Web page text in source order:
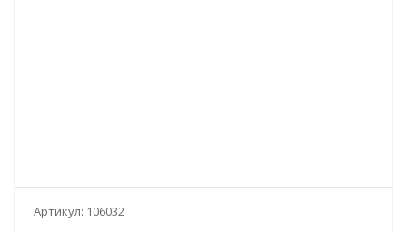
Артикул: 106032